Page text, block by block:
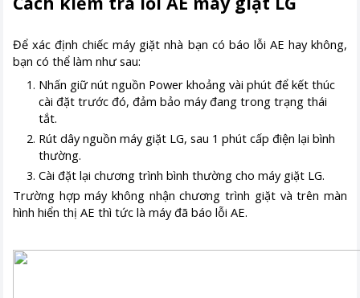
Để xác định chiếc máy giặt nhà bạn có báo lỗi AE hay không,
bạn có thể làm như sau:
Nhấn giữ nút nguồn Power khoảng vài phút để kết thúc
cài đặt trước đó, đảm bảo máy đang trong trạng thái
tắt.
Rút dây nguồn máy giặt LG, sau 1 phút cấp điện lại bình
thường.
Cài đặt lại chương trình bình thường cho máy giặt LG.
Trường hợp máy không nhận chương trình giặt và trên màn
hình hiển thị AE thì tức là máy đã báo lỗi AE.